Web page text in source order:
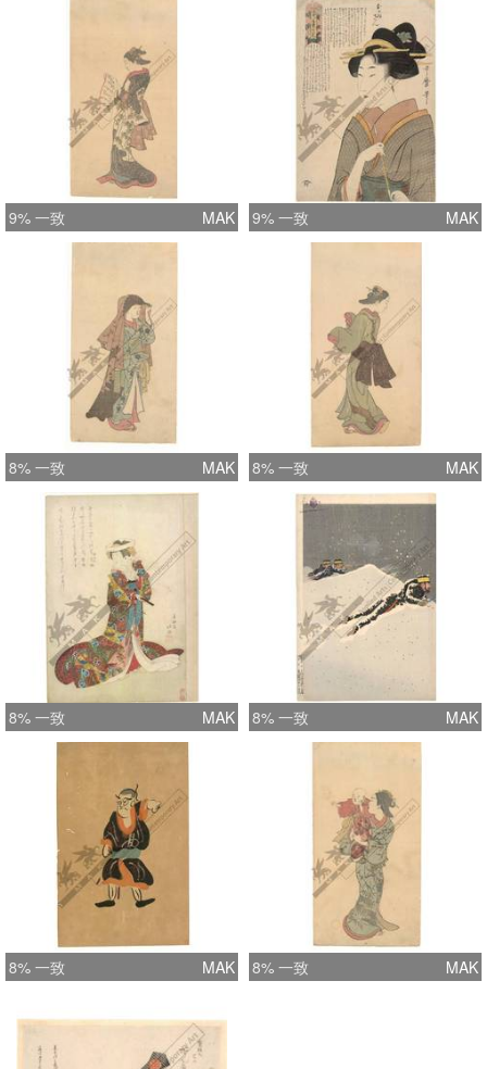
9% 一致 MAK 9% 一致 MAK
8% 一致 MAK 8% 一致 MAK
8% 一致 MAK 8% 一致 MAK
8% 一致 MAK 8% 一致 MAK